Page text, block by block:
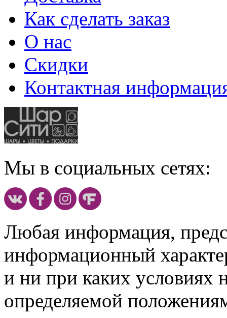
Как сделать заказ
О нас
Скидки
Контактная
Мы в социальных сетях:
Любая информация,
информационный
и ни при каких условиях
определяемой